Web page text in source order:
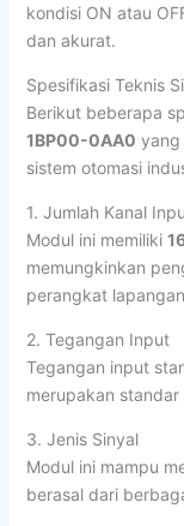
kondisi ON atau
dan akurat.
Spesifikasi Teknis
Berikut beberapa
1BP00-0AA0 yang
sistem otomasi
1. Jumlah Kanal
Modul ini memiliki
memungkinkan
perangkat
2. Tegangan Input
Tegangan input
merupakan
3. Jenis Sinyal
Modul ini mampu
berasal dari